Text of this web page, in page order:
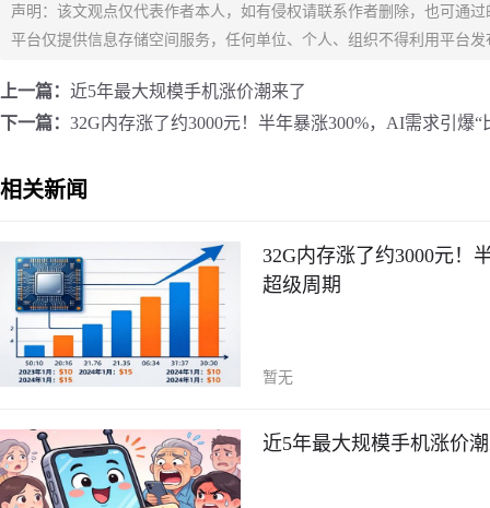
声明：该文观点仅代表作者本人，如有侵权请联系作者删除，也可通
平台仅提供信息存储空间服务，任何单位、个人、组织不得利用平台
上一篇： 近5年最大规模手机涨价潮来了
下一篇： 32G内存涨了约3000元！半年暴涨300%，AI需求引爆
相关新闻
32G内存涨了约3000元！
超级周期
暂无
近5年最大规模手机涨价